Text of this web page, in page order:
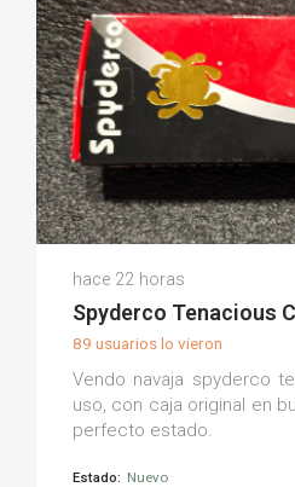
Luis S.
hace 22 horas
Spyderco Tenacious
89 usuarios lo vieron
Vendo navaja spyderco
uso, con caja original en
perfecto estado.
Estado: Nuevo